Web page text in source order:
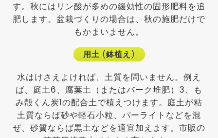
す。秋にはリン酸が多めの緩効性の固形肥料を追
肥します。盆栽づくりの場合は、秋の施肥だけで
もかまいません。
用土 (鉢植え)
水はけさえよければ、土質を問いません。例え
ば、庭土6、腐葉土（またはバーク堆肥）3、も
み殻くん炭1の配合土で植えつけます。庭土が粘
土質ならば砂や軽石小粒、パーライトなどを混
ぜ、砂質ならば黒土などを適宜加えます。市販の